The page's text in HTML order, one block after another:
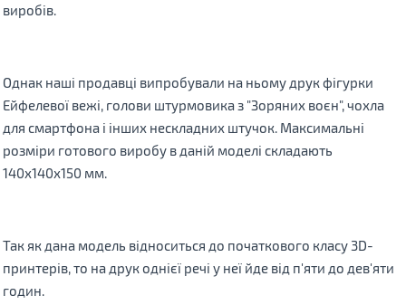
виробів.
Однак наші продавці випробували на ньому друк фігурки
Ейфелевої вежі, голови штурмовика з "Зоряних воєн", чохла
для смартфона і інших нескладних штучок. Максимальні
розміри готового виробу в даній моделі складають
140х140х150 мм.
Так як дана модель відноситься до початкового класу 3D-
принтерів, то на друк однієї речі у неї йде від п'яти до дев'яти
годин.